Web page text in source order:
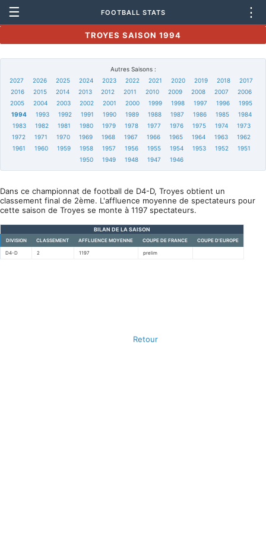
☰ FOOTBALL STATS ⋮
TROYES SAISON 1994
Autres Saisons :
2027
2026 2025 2024 2023 2022 2021 2020 2019 2018
2017
2016
2015 2014 2013 2012 2011 2010 2009 2008 2007
2006
2005
2004 2003 2002 2001 2000 1999 1998 1997 1996
1995
1994
1993 1992 1991 1990 1989 1988 1987 1986 1985
1984
1983
1982 1981 1980 1979 1978 1977 1976 1975 1974
1973
1972
1971 1970 1969 1968 1967 1966 1965 1964 1963
1962
1961
1960 1959 1958 1957 1956 1955 1954 1953 1952
1951
1950
1949 1948 1947 1946
Dans ce championnat de football de D4-D, Troyes obtient un
classement final de 2ème. L'affluence moyenne de spectateurs pour
cette saison de Troyes se monte à 1197 spectateurs.
BILAN DE LA SAISON
DIVISION CLASSEMENT AFFLUENCE MOYENNE COUPE DE FRANCE COUPE D'EUROPE
D4-D 2 1197 prelim
Retour